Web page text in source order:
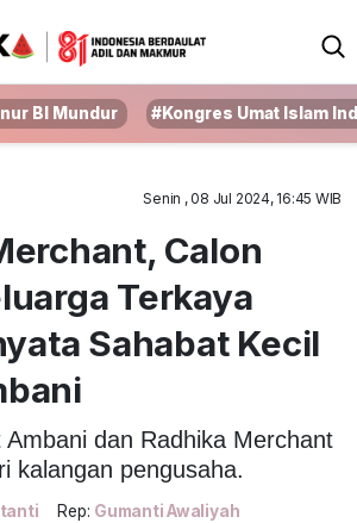
BI Mundur #Kongres Umat Islam
Senin , 08 Jul 2024, 16:45 WIB
Calon
Terkaya
Sahabat Kecil
Ambani dan Radhika Merchant
kalangan pengusaha.
Rep: Gumanti Awaliyah